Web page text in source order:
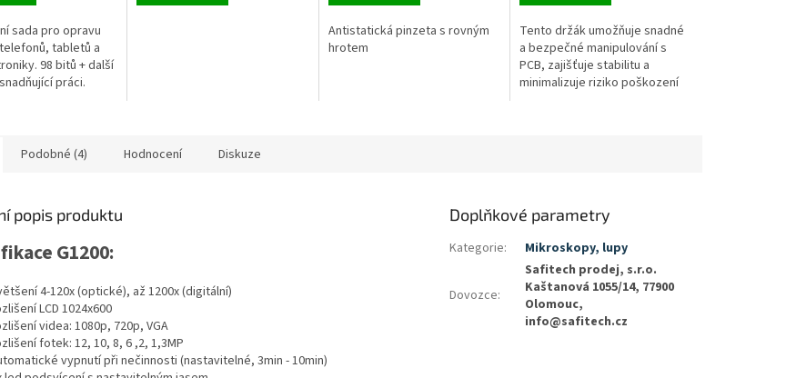
sada pro opravu
tabletů a
98 bitů + další
práci.
Antistatická pinzeta s rovným
hrotem
Tento držák umožňuje snadné
a bezpečné manipulování s
PCB, zajišťuje stabilitu a
minimalizuje riziko poškození
Podobné (4) Hodnocení Diskuze
popis produktu
G1200:
4-120x (optické), až 1200x (digitální)
LCD 1024x600
videa: 1080p, 720p, VGA
fotek: 12, 10, 8, 6 ,2, 1,3MP
vypnutí při nečinnosti (nastavitelné, 3min - 10min)
Doplňkové parametry
Kategorie: Mikroskopy, lupy
Dovozce:
Safitech prodej, s.r.o.
Kaštanová 1055/14, 77900
Olomouc,
info@safitech.cz